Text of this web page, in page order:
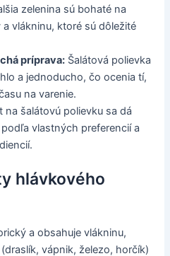
zelenina sú bohaté na
vlákninu, ktoré sú dôležité
príprava: Šalátová polievka
a jednoducho, čo ocenia tí,
na varenie.
na šalátovú polievku sa dá
vlastných preferencií a
hlávkového
a obsahuje vlákninu,
vápnik, železo, horčík)